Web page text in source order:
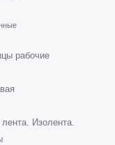
рабочие
Изолента.